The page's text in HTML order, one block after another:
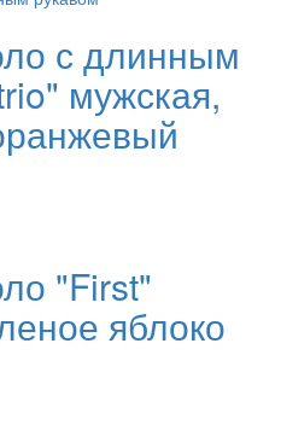
с длинным
мужская,
"First"
яблоко